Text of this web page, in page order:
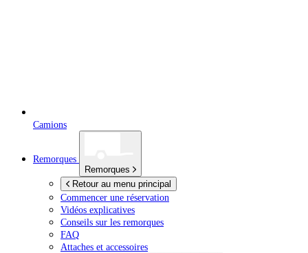
Camions
Remorques
Remorques
Retour au menu principal
Commencer une réservation
Vidéos explicatives
Conseils sur les remorques
FAQ
Attaches et accessoires